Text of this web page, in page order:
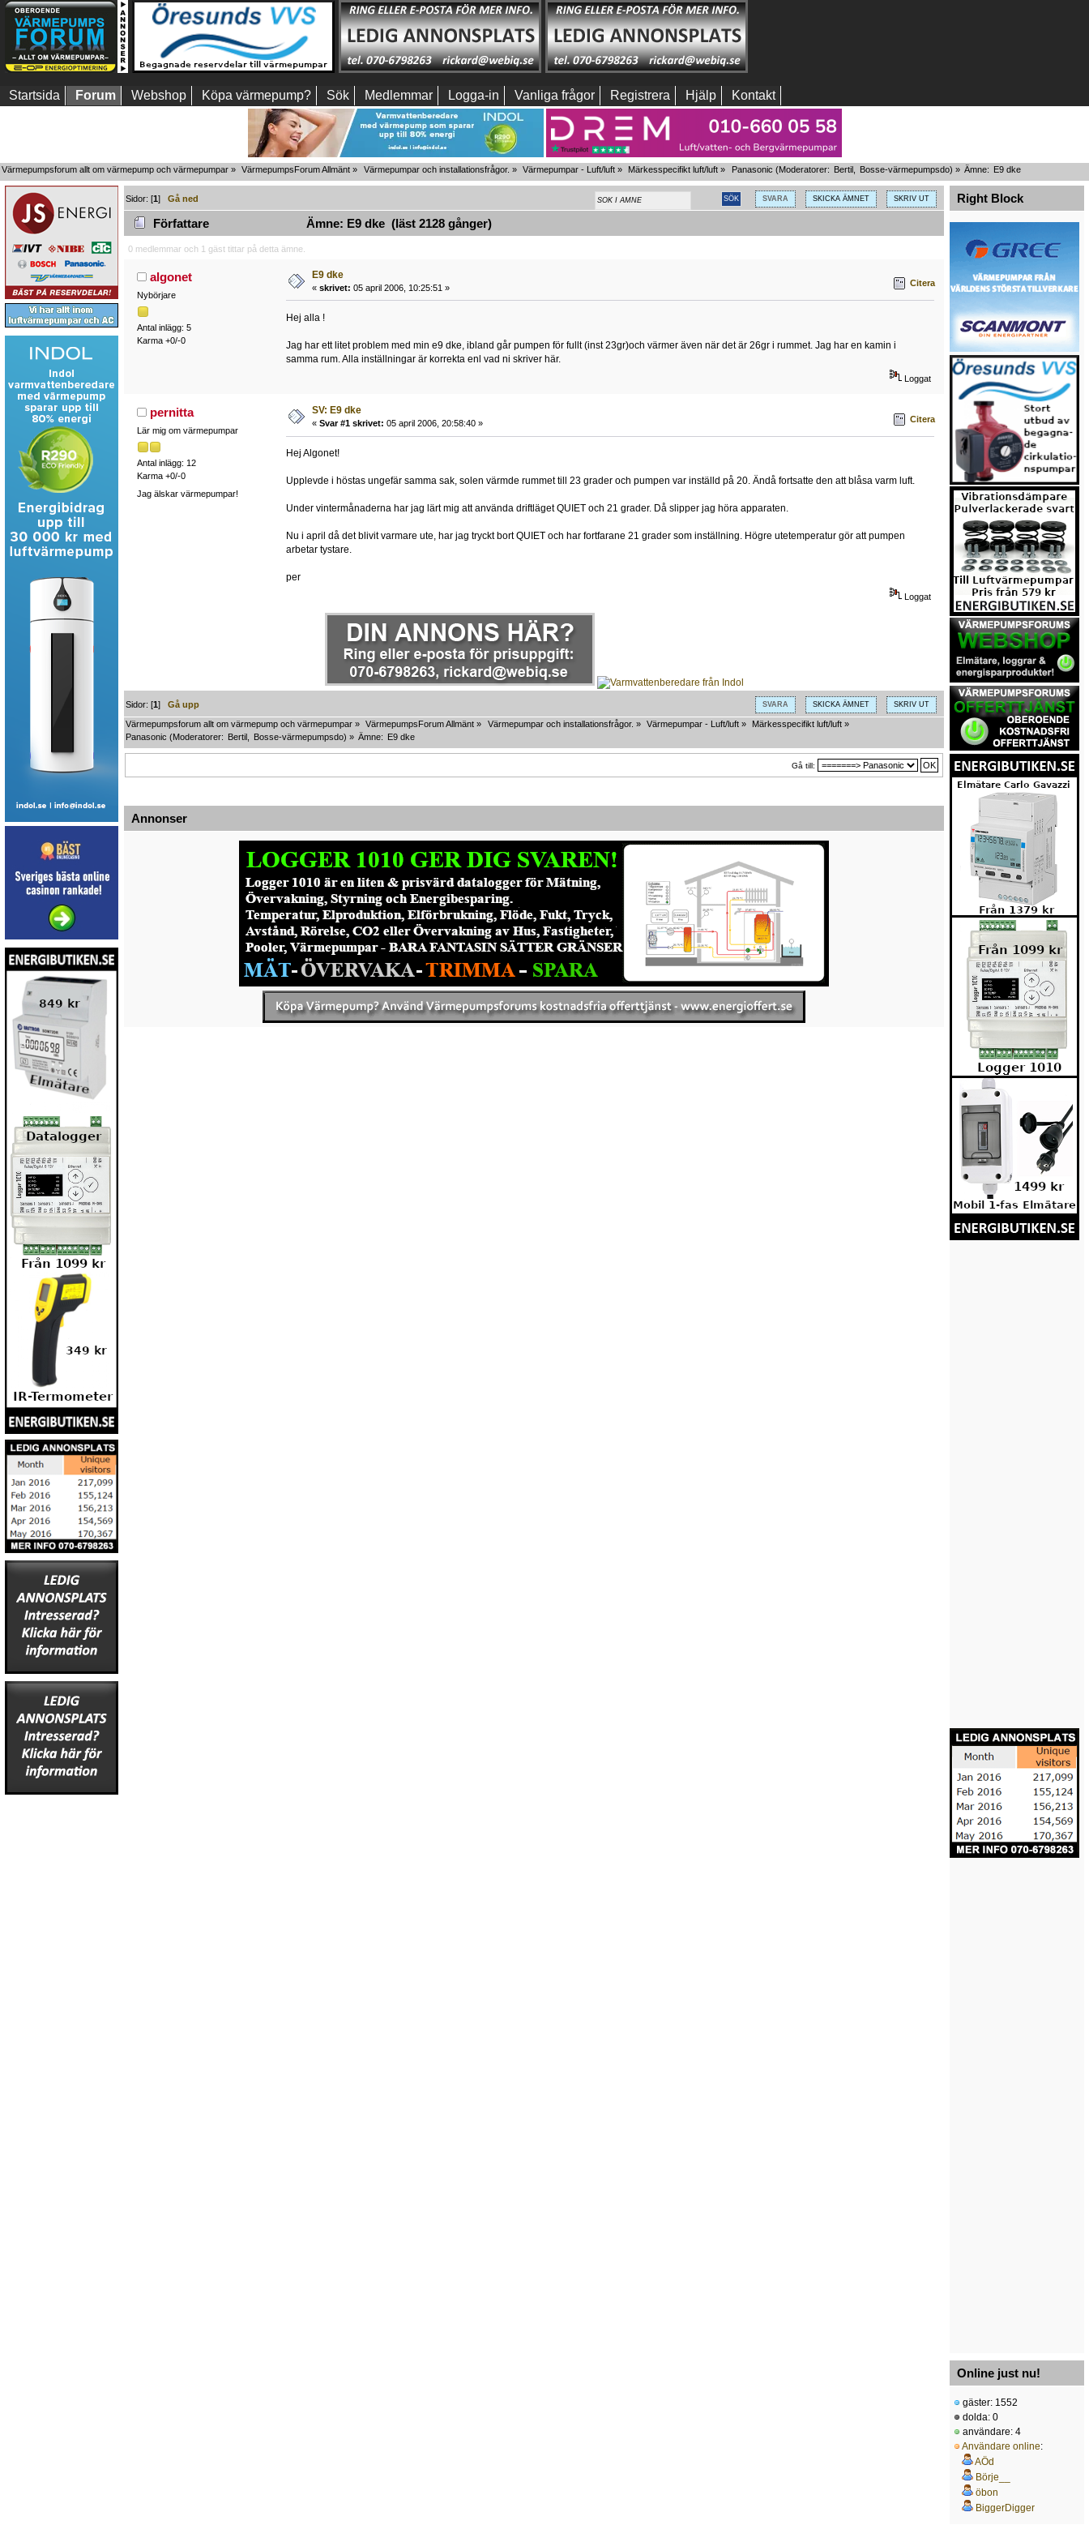
Startsida Forum Webshop Köpa värmepump? Sök Medlemmar Logga-in Vanliga frågor Registrera Hjälp Kontakt
Värmepumpsforum allt om värmepump och värmepumpar » VärmepumpsForum Allmänt » Värmepumpar och installationsfrågor. » Värmepumpar - Luft/luft» Märkesspecifikt luft/luft » Panasonic (Moderatorer: Bertil, Bosse-värmepumpsdo) » Ämne: E9 dke
SVARA SKICKA ÄMNET SKRIV UT
Sidor: [1]Gå ned
Författare Ämne: E9 dke (läst 2128 gånger)
0 medlemmar och 1 gäst tittar på detta ämne.
algonet
Nybörjare
Antal inlägg: 5
Karma +0/-0
E9 dke
« skrivet: 05 april 2006, 10:25:51 » Citera
Hej alla !
Jag har ett litet problem med min e9 dke, ibland går pumpen för fullt (inst 23gr)och värmer även när det är 26gr i rummet. Jag har en kamin i
samma rum. Alla inställningar är korrekta enl vad ni skriver här.
Loggat
pernitta
Lär mig om värmepumpar
Antal inlägg: 12
Karma +0/-0
Jag älskar värmepumpar!
SV: E9 dke
« Svar #1 skrivet: 05 april 2006, 20:58:40 » Citera
Hej Algonet!
Upplevde i höstas ungefär samma sak, solen värmde rummet till 23 grader och pumpen var inställd på 20. Ändå fortsatte den att blåsa varm luft.
Under vintermånaderna har jag lärt mig att använda driftläget QUIET och 21 grader. Då slipper jag höra apparaten.
Nu i april då det blivit varmare ute, har jag tryckt bort QUIET och har fortfarane 21 grader som inställning. Högre utetemperatur gör att pumpen
arbetar tystare.
per
Loggat
SVARA SKICKA ÄMNET SKRIV UT
Sidor: [1]Gå upp
Värmepumpsforum allt om värmepump och värmepumpar » VärmepumpsForum Allmänt » Värmepumpar och installationsfrågor. » Värmepumpar - Luft/luft» Märkesspecifikt luft/luft »
Panasonic (Moderatorer: Bertil Bosse-värmepumpsdo) » Ämne: E9 dke
Gå till:
Annonser
Right Block
Online just nu!
gäster: 1552
dolda: 0
användare: 4
Användare online:
AÖd
Börje__
öbon
BiggerDigger